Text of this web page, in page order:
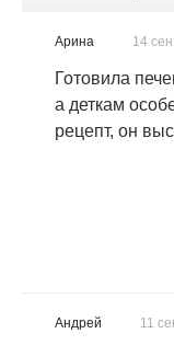
Арина 14
Готовила
а деткам
рецепт, он
Андрей 11